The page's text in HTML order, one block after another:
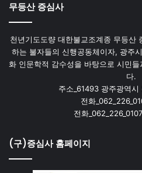
무등산 증심사
천년기도도량 대한불교조계종 무등산
하는 불자들의 신행공동체이자, 광주
화 인문학적 감수성을 바탕으로 시민
다.
주소_61493 광주광역
전화
전화
(구)증심사 홈페이지